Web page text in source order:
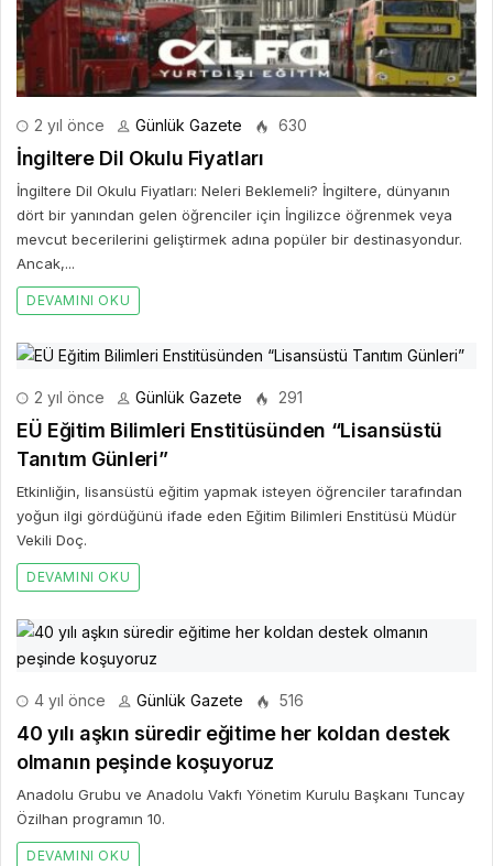
2 yıl önce Günlük Gazete 630
İngiltere Dil Okulu Fiyatları
İngiltere Dil Okulu Fiyatları: Neleri Beklemeli? İngiltere, dünyanın
dört bir yanından gelen öğrenciler için İngilizce öğrenmek veya
mevcut becerilerini geliştirmek adına popüler bir destinasyondur.
Ancak,...
DEVAMINI OKU
2 yıl önce Günlük Gazete 291
EÜ Eğitim Bilimleri Enstitüsünden “Lisansüstü
Tanıtım Günleri”
Etkinliğin, lisansüstü eğitim yapmak isteyen öğrenciler tarafından
yoğun ilgi gördüğünü ifade eden Eğitim Bilimleri Enstitüsü Müdür
Vekili Doç.
DEVAMINI OKU
4 yıl önce Günlük Gazete 516
40 yılı aşkın süredir eğitime her koldan destek
olmanın peşinde koşuyoruz
Anadolu Grubu ve Anadolu Vakfı Yönetim Kurulu Başkanı Tuncay
Özilhan programın 10.
DEVAMINI OKU